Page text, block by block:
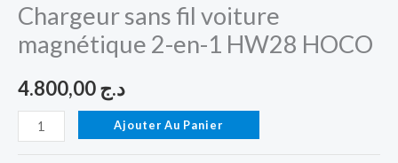
Chargeur sans fil voiture
magnétique 2-en-1 HW28 HOCO
د.ج
Ajouter Au Panier